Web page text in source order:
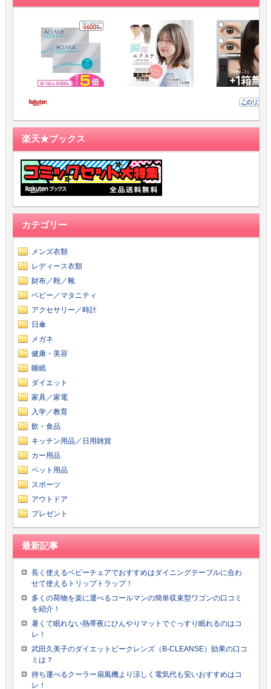
楽天★ブックス
カテゴリー
メンズ衣類
レディース衣類
財布／鞄／靴
ベビー／マタニティ
アクセサリー／時計
日傘
メガネ
健康・美容
睡眠
ダイエット
家具／家電
入学／教育
飲・食品
キッチン用品／日用雑貨
カー用品
ペット用品
スポーツ
アウトドア
プレゼント
最新記事
長く使えるベビーチェアでおすすめはダイニングテーブルに合わ
せて使えるトリップトラップ！
多くの荷物を楽に運べるコールマンの簡単収束型ワゴンの口コミ
を紹介！
暑くて眠れない熱帯夜にひんやりマットでぐっすり眠れるのはコ
レ！
武田久美子のダイエットビークレンズ（B-CLEANSE）効果の口コ
ミは？
持ち運べるクーラー扇風機より涼しく電気代も安いおすすめはコ
レ！